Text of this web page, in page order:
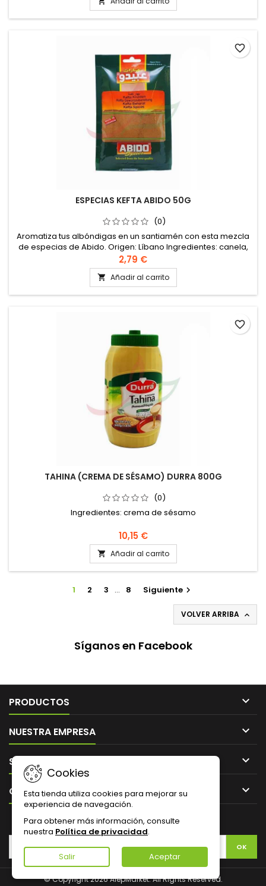
seco.
ESPECIAS KEFTA ABIDO 50G
(0)
Aromatiza tus albóndigas en un santiamén con esta mezcla
de especias de Abido. Origen: Líbano Ingredientes: canela,
pimienta negra, pimentón, glutamato monosódico
Almacenar en un lugar fresco y seco.
2,79 €
 Añadir al carrito
favorite_border
TAHINA (CREMA DE SÉSAMO) DURRA 800G
(0)
Ingredientes: crema de sésamo
10,15 €
 Añadir al carrito
favorite_border
1 2 3 … 8 Siguiente 
VOLVER ARRIBA 
Síganos en Facebook
PRODUCTOS 
NUESTRA EMPRESA 
SU CUENTA 
CONTACTO 
Cookies
Esta tienda utiliza cookies para mejorar su
experiencia de navegación.
Para obtener más información, consulte
nuestra Política de privacidad.
Salir Aceptar
BOLETÍN
© Copyright 2026 AlepMarket. All Rights Reserved.